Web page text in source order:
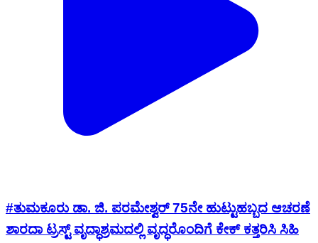
#ತುಮಕೂರು ಡಾ. ಜಿ. ಪರಮೇಶ್ವರ್ 75ನೇ ಹುಟ್ಟುಹಬ್ಬದ ಆಚರಣೆ
ಶಾರದಾ ಟ್ರಸ್ಟ್ ವೃದ್ಧಾಶ್ರಮದಲ್ಲಿ ವೃದ್ಧರೊಂದಿಗೆ ಕೇಕ್ ಕತ್ತರಿಸಿ ಸಿಹಿ